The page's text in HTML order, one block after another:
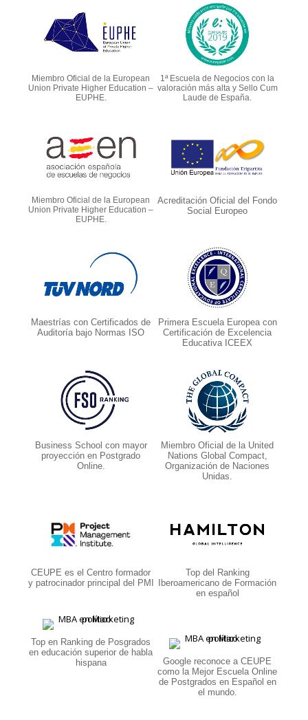
Miembro Oficial de la European
Union Private Higher Education –
EUPHE.
1ª Escuela de Negocios con la
valoración más alta y Sello Cum
Laude de España.
Miembro Oficial de la European
Union Private Higher Education –
EUPHE.
Acreditación Oficial del Fondo
Social Europeo
Maestrías con Certificados de
Auditoría bajo Normas ISO
Primera Escuela Europea con
Certificación de Excelencia
Educativa ICEEX
Business School con mayor
proyección en Postgrado
Online.
Miembro Oficial de la United
Nations Global Compact,
Organización de Naciones
Unidas.
CEUPE es el Centro formador
y patrocinador principal del PMI
Top del Ranking
Iberoamericano de Formación
en español
Top en Ranking de Posgrados
en educación superior de habla
hispana
Google reconoce a CEUPE
como la Mejor Escuela Online
de Postgrados en Español en
el mundo.